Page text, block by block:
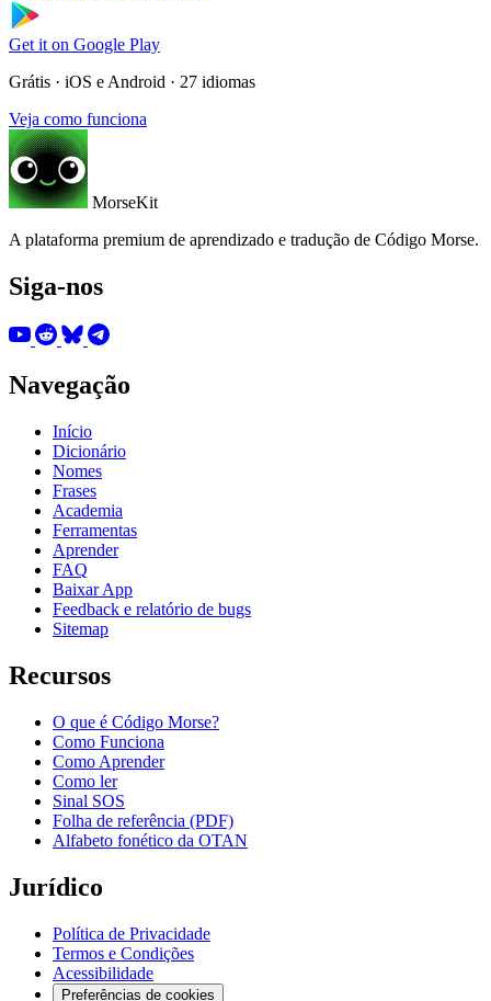
Get it on Google Play
Grátis · iOS e Android · 27 idiomas
Veja como funciona
MorseKit
A plataforma premium de aprendizado e tradução de Código Morse.
Siga-nos
Navegação
Início
Dicionário
Nomes
Frases
Academia
Ferramentas
Aprender
FAQ
Baixar App
Feedback e relatório de bugs
Sitemap
Recursos
O que é Código Morse?
Como Funciona
Como Aprender
Como ler
Sinal SOS
Folha de referência (PDF)
Alfabeto fonético da OTAN
Jurídico
Política de Privacidade
Termos e Condições
Acessibilidade
Preferências de cookies